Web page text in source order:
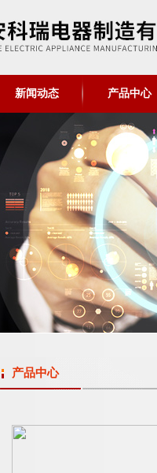
新闻动态 产品中心
产品中心